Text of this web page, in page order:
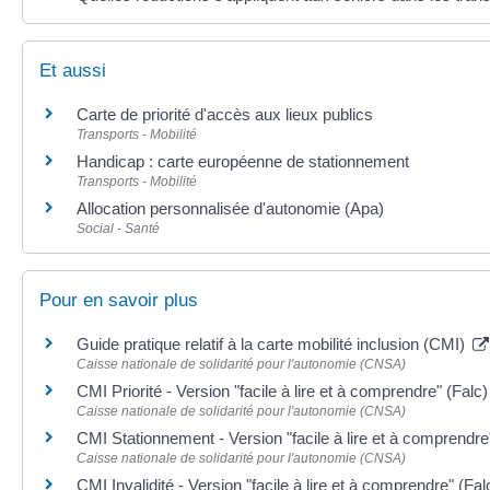
Et aussi
Carte de priorité d'accès aux lieux publics
Transports - Mobilité
Handicap : carte européenne de stationnement
Transports - Mobilité
Allocation personnalisée d'autonomie (Apa)
Social - Santé
Pour en savoir plus
Guide pratique relatif à la carte mobilité inclusion (CMI)
Caisse nationale de solidarité pour l'autonomie (CNSA)
CMI Priorité - Version "facile à lire et à comprendre" (Falc)
Caisse nationale de solidarité pour l'autonomie (CNSA)
CMI Stationnement - Version "facile à lire et à
Caisse nationale de solidarité pour l'autonomie (CNSA)
CMI Invalidité - Version "facile à lire et à comprendre"